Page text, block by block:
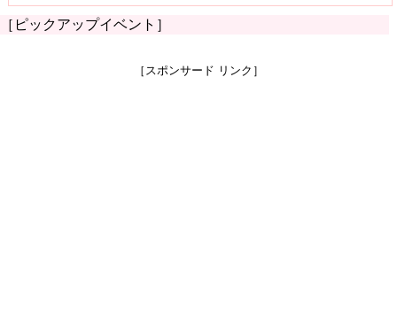
［ピックアップイベント］
［スポンサード リンク］